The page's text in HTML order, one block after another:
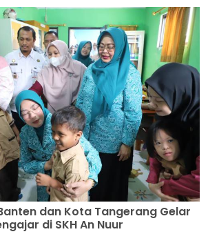
dan Kota Tangerang Gelar
di SKH An Nuur